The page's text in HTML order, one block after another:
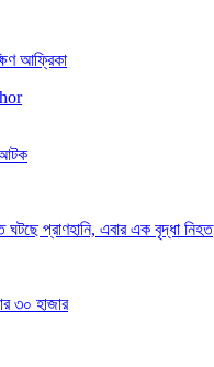
আফ্রিকা
আটক
ঘটছে প্রাণহানি, এবার এক বৃদ্ধা নিহত
৩০ হাজার